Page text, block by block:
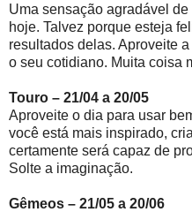
Uma sensação agradável
hoje. Talvez porque esteja
resultados delas. Aproveite
o seu cotidiano. Muita coisa
Touro – 21/04 a 20/05
Aproveite o dia para usar
você está mais inspirado,
certamente será capaz de
Solte a imaginação.
Gêmeos – 21/05 a 20/06